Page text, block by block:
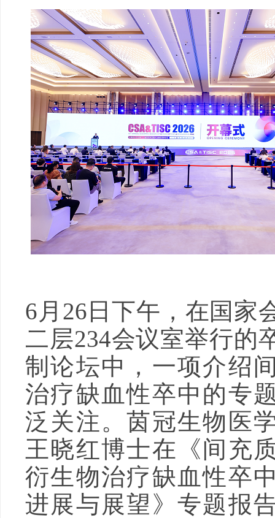
6月26日下午，在国家
二层234会议室举行的
制论坛中，一项介绍
治疗缺血性卒中的专
泛关注。茵冠生物医
王晓红博士在《间充
衍生物治疗缺血性卒
进展与展望》专题报